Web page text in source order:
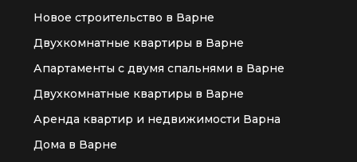
Новое строительство в Варне
Двухкомнатные квартиры в Варне
Апартаменты с двумя спальнями в Варне
Двухкомнатные квартиры в Варне
Аренда квартир и недвижимости Варна
Дома в Варне